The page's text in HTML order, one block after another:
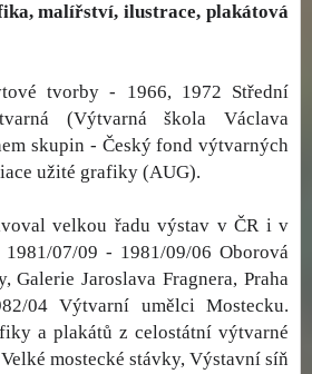
malířství, ilustrace, plakátová
tvorby - 1966, 1972 Střední
(Výtvarná škola Václava
skupin - Český fond výtvarných
užité grafiky (AUG).
velkou řadu výstav v ČR i v
07/09 - 1981/09/06 Oborová
Galerie Jaroslava Fragnera, Praha
04 Výtvarní umělci Mostecku.
a plakátů z celostátní výtvarné
mostecké stávky, Výstavní síň